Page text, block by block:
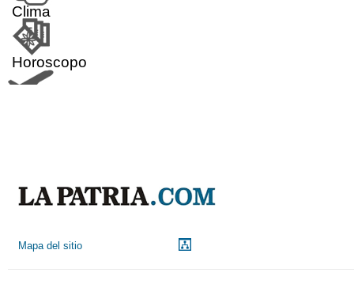
Clima
Horoscopo
Mapa del sitio